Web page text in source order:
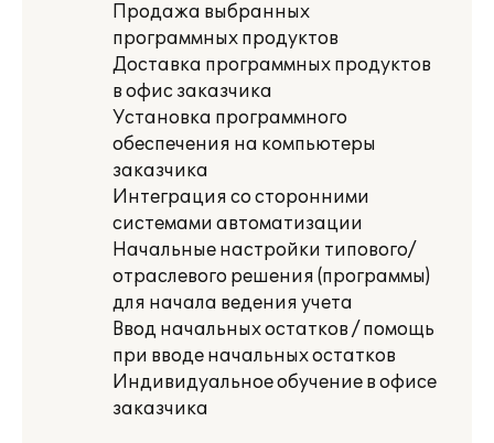
Продажа выбранных
программных продуктов
Доставка программных продуктов
в офис заказчика
Установка программного
обеспечения на компьютеры
заказчика
Интеграция со сторонними
системами автоматизации
Начальные настройки типового/
отраслевого решения (программы)
для начала ведения учета
Ввод начальных остатков / помощь
при вводе начальных остатков
Индивидуальное обучение в офисе
заказчика